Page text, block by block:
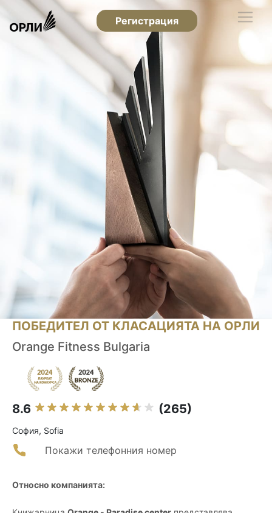
Регистрация
ПОБЕДИТЕЛ ОТ КЛАСАЦИЯТА НА ОРЛИ
Orange Fitness Bulgaria
8.6 (265)
София, Sofia
Покажи телефонния номер
Относно компанията: